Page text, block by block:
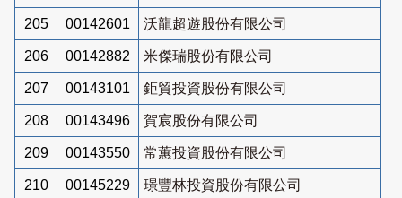
205 00142601 沃龍超遊股份有限公司
206 00142882 米傑瑞股份有限公司
207 00143101 鉅貿投資股份有限公司
208 00143496 賀宸股份有限公司
209 00143550 常蕙投資股份有限公司
210 00145229 璟豐林投資股份有限公司